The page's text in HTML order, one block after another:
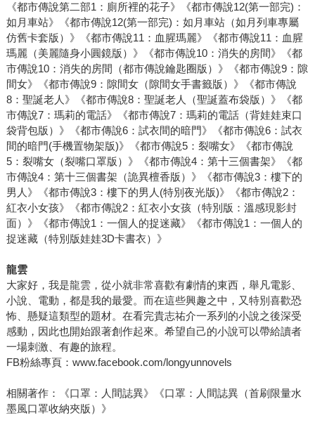
《都市傳說第二部1：廁所裡的花子》《都市傳說12(第一部完)：
如月車站》《都市傳說12(第一部完)：如月車站（如月列車專屬
仿舊卡套版）》《都市傳說11：血腥瑪麗》《都市傳說11：血腥
瑪麗（美麗隨身小圓鏡版）》《都市傳說10：消失的房間》《都
市傳說10：消失的房間（都市傳說鑰匙圈版）》《都市傳說9：隙
間女》《都市傳說9：隙間女（隙間女手書籤版）》《都市傳說
8：聖誕老人》《都市傳說8：聖誕老人（聖誕蓋布袋版）》《都
市傳說7：瑪莉的電話》《都市傳說7：瑪莉的電話（背娃娃束口
袋背包版）》《都市傳說6：試衣間的暗門》《都市傳說6：試衣
間的暗門(手機置物架版)》《都市傳說5：裂嘴女》《都市傳說
5：裂嘴女（裂嘴口罩版）》《都市傳說4：第十三個書架》《都
市傳說4：第十三個書架（詭異檀香版）》《都市傳說3：樓下的
男人》《都市傳說3：樓下的男人(特別夜光版)》《都市傳說2：
紅衣小女孩》《都市傳說2：紅衣小女孩（特別版：溫感現影封
面）》《都市傳說1：一個人的捉迷藏》《都市傳說1：一個人的
捉迷藏（特別版娃娃3D卡書衣）》
龍雲
大家好，我是龍雲，從小就非常喜歡有劇情的東西，舉凡電影、
小說、電動，都是我的最愛。而在這些興趣之中，又特別喜歡恐
怖、懸疑這類型的題材。在看完貴志祐介一系列的小說之後深受
感動，因此也開始跟著創作起來。希望自己的小說可以帶給讀者
一場刺激、有趣的旅程。
FB粉絲專頁：www.facebook.com/longyunnovels
相關著作：《口罩：人間誌異》《口罩：人間誌異（首刷限量水
墨風口罩收納夾版）》